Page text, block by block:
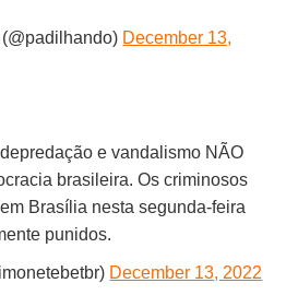
December 13,
e vandalismo NÃO
brasileira. Os criminosos
Brasília nesta segunda-feira
punidos.
December 13, 2022